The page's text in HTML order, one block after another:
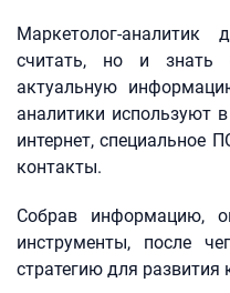
Маркетолог-
считать, но и
актуальную
аналитики используют
интернет, специальное
контакты.
Собрав информацию,
инструменты, после
стратегию для развития